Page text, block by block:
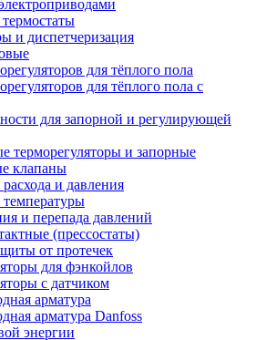
и диспетчеризация
для тёплого пола
для тёплого пола с
для запорной и регулирующей
терморегуляторы и запорные
клапаны
и давления
температуры
и перепада давлений
(прессостаты)
от протечек
для фэнкойлов
с датчиком
арматура
арматура Danfoss
энергии